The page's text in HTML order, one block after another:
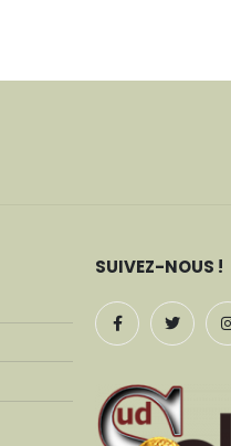
SUIVEZ-NOUS !